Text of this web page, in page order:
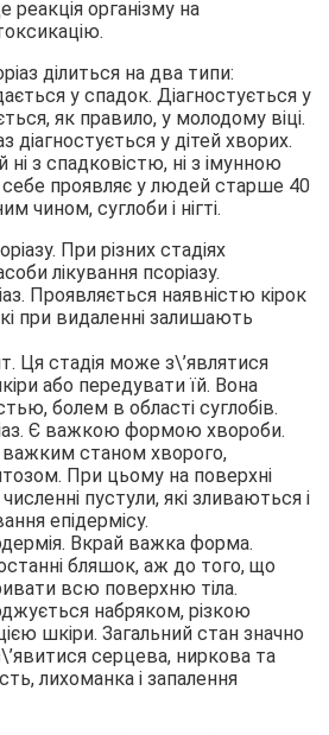
реакція організму на
ділиться на два типи:
у спадок. Діагностується у
як правило, у молодому віці.
діагностується у дітей хворих.
ні з спадковістю, ні з імунною
проявляє у людей старше 40
чином, суглоби і нігті.
При різних стадіях
лікування псоріазу.
Проявляється наявністю кірок
при видаленні залишають
Ця стадія може з\’являтися
або передувати їй. Вона
болем в області суглобів.
Є важкою формою хвороби.
важким станом хворого,
При цьому на поверхні
пустули, які зливаються і
епідермісу.
Вкрай важка форма.
бляшок, аж до того, що
всю поверхню тіла.
набряком, різкою
шкіри. Загальний стан значно
серцева, ниркова та
лихоманка і запалення